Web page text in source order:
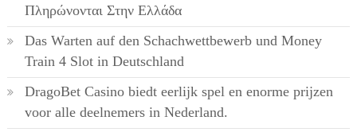
Πληρώνονται Στην Ελλάδα
Das Warten auf den Schachwettbewerb und Money
Train 4 Slot in Deutschland
DragoBet Casino biedt eerlijk spel en enorme prijzen
voor alle deelnemers in Nederland.